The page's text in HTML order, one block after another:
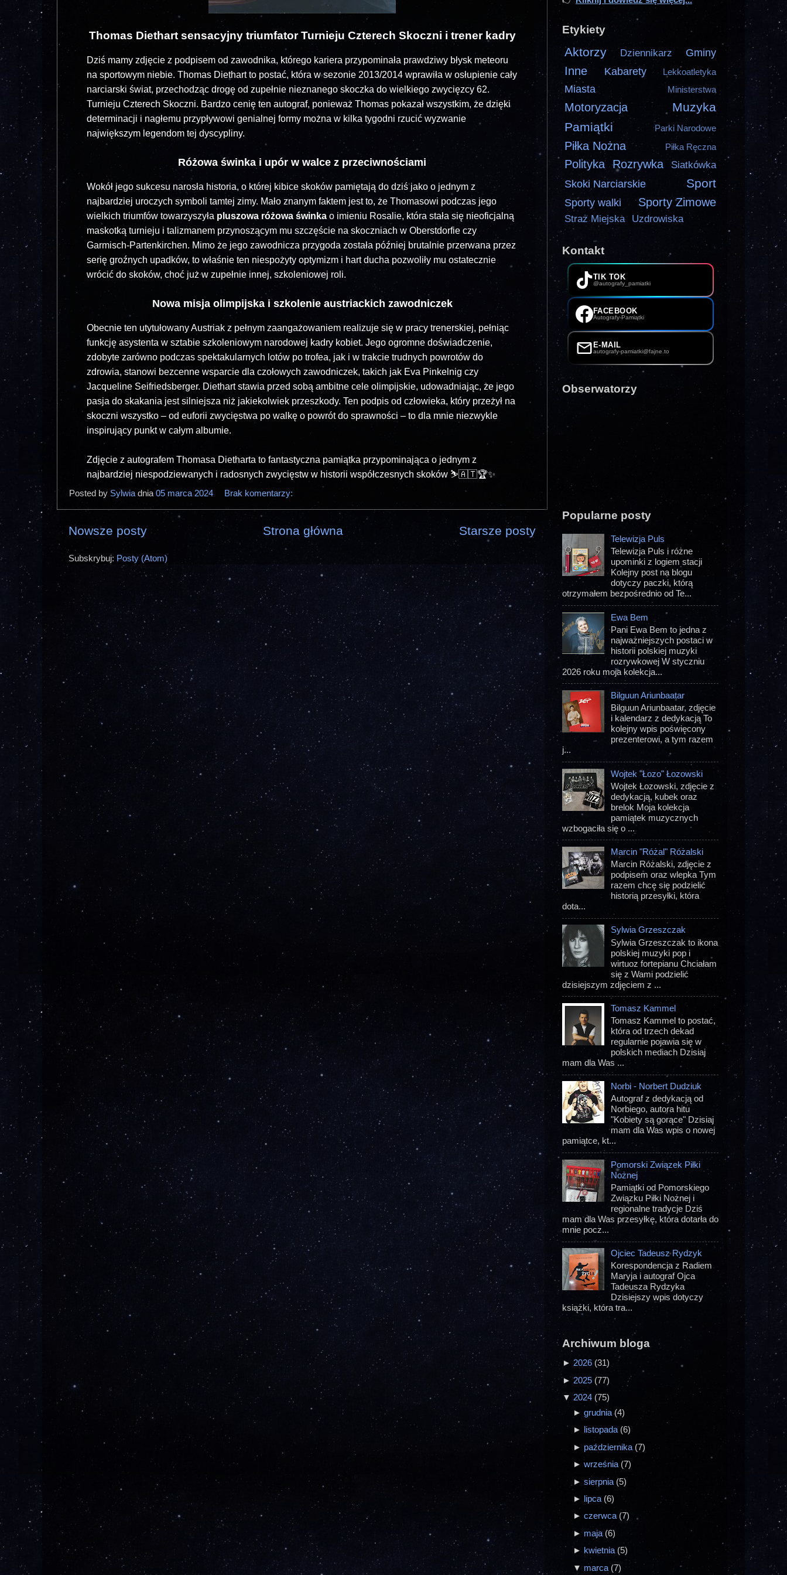
Thomas Diethart sensacyjny triumfator Turnieju Czterech Skoczni i trener kadry
Dziś mamy zdjęcie z podpisem od zawodnika, którego kariera przypominała prawdziwy błysk meteoru
na sportowym niebie. Thomas Diethart to postać, która w sezonie 2013/2014 wprawiła w osłupienie cały
narciarski świat, przechodząc drogę od zupełnie nieznanego skoczka do wielkiego zwycięzcy 62.
Turnieju Czterech Skoczni. Bardzo cenię ten autograf, ponieważ Thomas pokazał wszystkim, że dzięki
determinacji i nagłemu przypływowi genialnej formy można w kilka tygodni rzucić wyzwanie
największym legendom tej dyscypliny.
Różowa świnka i upór w walce z przeciwnościami
Wokół jego sukcesu narosła historia, o której kibice skoków pamiętają do dziś jako o jednym z
najbardziej uroczych symboli tamtej zimy. Mało znanym faktem jest to, że Thomasowi podczas jego
wielkich triumfów towarzyszyła pluszowa różowa świnka o imieniu Rosalie, która stała się nieoficjalną
maskotką turnieju i talizmanem przynoszącym mu szczęście na skoczniach w Oberstdorfie czy
Garmisch-Partenkirchen. Mimo że jego zawodnicza przygoda została później brutalnie przerwana przez
serię groźnych upadków, to właśnie ten niespożyty optymizm i hart ducha pozwoliły mu ostatecznie
wrócić do skoków, choć już w zupełnie innej, szkoleniowej roli.
Nowa misja olimpijska i szkolenie austriackich zawodniczek
Obecnie ten utytułowany Austriak z pełnym zaangażowaniem realizuje się w pracy trenerskiej, pełniąc
funkcję asystenta w sztabie szkoleniowym narodowej kadry kobiet. Jego ogromne doświadczenie,
zdobyte zarówno podczas spektakularnych lotów po trofea, jak i w trakcie trudnych powrotów do
zdrowia, stanowi bezcenne wsparcie dla czołowych zawodniczek, takich jak Eva Pinkelnig czy
Jacqueline Seifriedsberger. Diethart stawia przed sobą ambitne cele olimpijskie, udowadniając, że jego
pasja do skakania jest silniejsza niż jakiekolwiek przeszkody. Ten podpis od człowieka, który przeżył na
skoczni wszystko – od euforii zwycięstwa po walkę o powrót do sprawności – to dla mnie niezwykle
inspirujący punkt w całym albumie.
Zdjęcie z autografem Thomasa Dietharta to fantastyczna pamiątka przypominająca o jednym z
najbardziej niespodziewanych i radosnych zwycięstw w historii współczesnych skoków ⛷️🇦🇹🏆✨
Posted by Sylwia dnia 05 marca 2024 Brak komentarzy:
Nowsze posty Starsze posty
Strona główna
Subskrybuj: Posty (Atom)
Etykiety
Aktorzy Dziennikarz Gminy
Inne Kabarety Lekkoatletyka
Miasta Ministerstwa
Motoryzacja
Muzyka
Pamiątki
Parki Narodowe
Piłka Nożna Piłka Ręczna
Polityka Rozrywka Siatkówka
Skoki Narciarskie Sport
Sporty walki Sporty Zimowe
Straż Miejska Uzdrowiska
Kontakt
TIK TOK
@autografy_pamiatki
FACEBOOK
Autografy-Pamiątki
E-MAIL
autografy-pamiatki@fajne.to
Obserwatorzy
Popularne posty
Telewizja Puls
Telewizja Puls i różne
upominki z logiem stacji
Kolejny post na blogu
dotyczy paczki, którą
otrzymałem bezpośrednio od Te...
Ewa Bem
Pani Ewa Bem to jedna z
najważniejszych postaci w
historii polskiej muzyki
rozrywkowej W styczniu
2026 roku moja kolekcja...
Bilguun Ariunbaatar
Bilguun Ariunbaatar, zdjęcie
i kalendarz z dedykacją To
kolejny wpis poświęcony
prezenterowi, a tym razem
j...
Wojtek "Łozo" Łozowski
Wojtek Łozowski, zdjęcie z
dedykacją, kubek oraz
brelok Moja kolekcja
pamiątek muzycznych
wzbogaciła się o ...
Marcin "Różal" Różalski
Marcin Różalski, zdjęcie z
podpisem oraz wlepka Tym
razem chcę się podzielić
historią przesyłki, która
dota...
Sylwia Grzeszczak
Sylwia Grzeszczak to ikona
polskiej muzyki pop i
wirtuoz fortepianu Chciałam
się z Wami podzielić
dzisiejszym zdjęciem z ...
Tomasz Kammel
Tomasz Kammel to postać,
która od trzech dekad
regularnie pojawia się w
polskich mediach Dzisiaj
mam dla Was ...
Norbi - Norbert Dudziuk
Autograf z dedykacją od
Norbiego, autora hitu
"Kobiety są gorące" Dzisiaj
mam dla Was wpis o nowej
pamiątce, kt...
Pomorski Związek Piłki
Nożnej
Pamiątki od Pomorskiego
Związku Piłki Nożnej i
regionalne tradycje Dziś
mam dla Was przesyłkę, która dotarła do
mnie pocz...
Ojciec Tadeusz Rydzyk
Korespondencja z Radiem
Maryja i autograf Ojca
Tadeusza Rydzyka
Dzisiejszy wpis dotyczy
książki, która tra...
Archiwum bloga
► 2026 (31)
►2025 (77)
▼ 2024 (75)
►grudnia(4)
► listopada (6)
► października (7)
►września (7)
►sierpnia (5)
► lipca (6)
►czerwca (7)
► maja (6)
► kwietnia (5)
▼ marca (7)